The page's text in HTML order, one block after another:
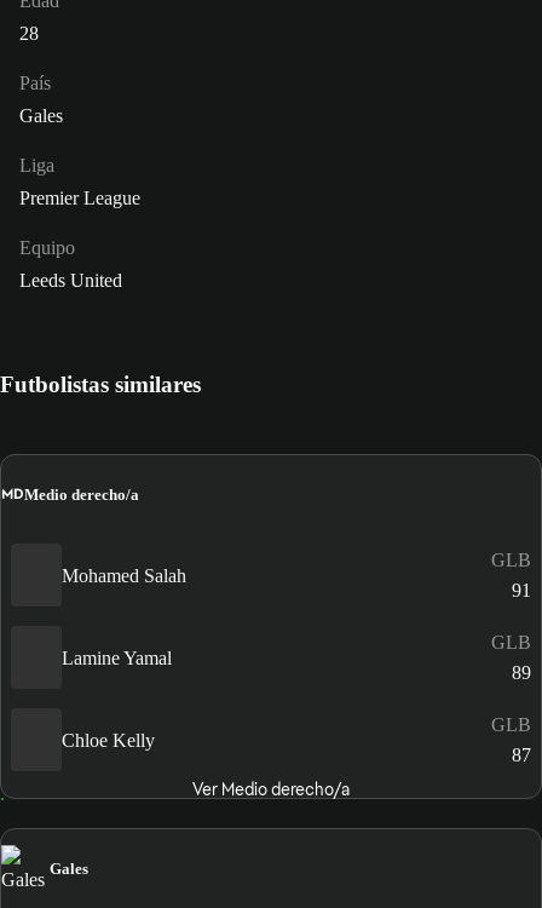
28
País
Gales
Liga
Premier League
Equipo
Leeds United
Futbolistas similares
MDMedio derecho/a
Mohamed Salah
GLB
91
Lamine Yamal
GLB
89
Chloe Kelly
GLB
87
Ver Medio derecho/a
Gales